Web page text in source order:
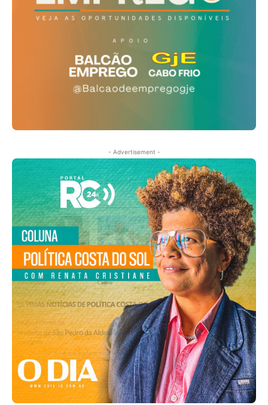
- Advertisement -